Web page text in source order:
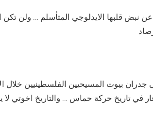
قلبها الايدلوجي المتأسلم … ولن تكن
بيوت المسيحيين الفلسطينيين خلال